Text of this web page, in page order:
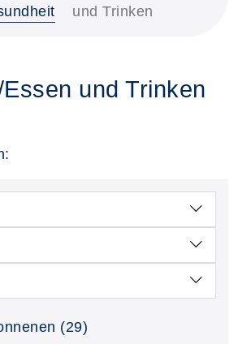
und Trinken
und Trinken
(29)